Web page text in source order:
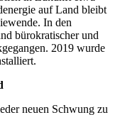
auf Land bleibt
In den
bürokratischer und
2019 wurde
neuen Schwung zu